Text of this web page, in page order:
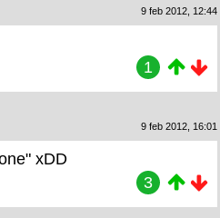
9 feb 2012, 12:44
1
9 feb 2012, 16:01
xDD
3